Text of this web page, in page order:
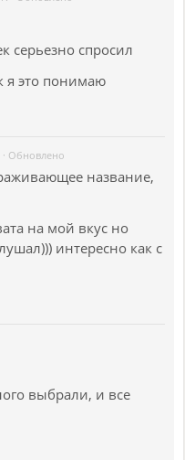
серьезно спросил
я это понимаю
· Обновлено
название,
на мой вкус но
интересно как с
выбрали, и все